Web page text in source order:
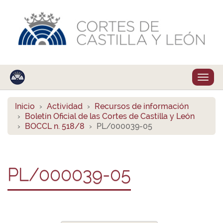
Inicio Actividad
Recursos de información
Boletín Oficial de las Cortes de Castilla y León
BOCCL n. 518/8
PL/000039-05
PL/000039-05